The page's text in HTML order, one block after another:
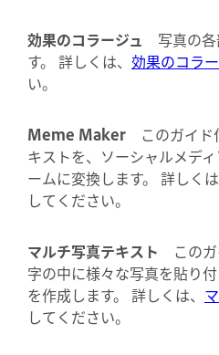
効果のコラージュ
写真の
す。 詳しくは、 効果のコラ
い。
Meme Maker
このガイ
キストを、ソーシャルメデ
ームに変換します。 詳しくは
してください。
マルチ写真テキスト
この
字の中に様々な写真を貼り
を作成します。 詳しくは、
してください。